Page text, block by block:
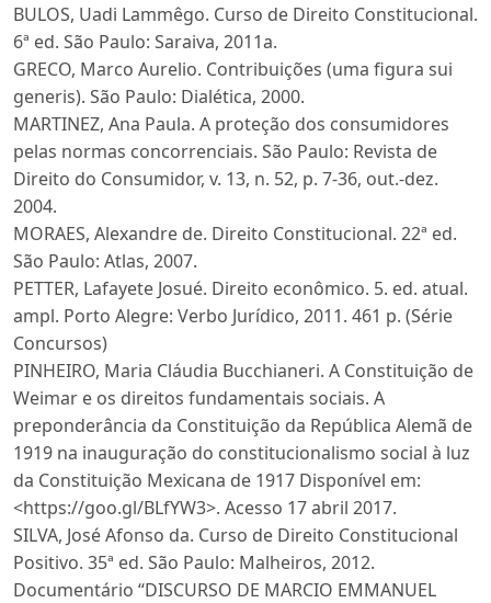
BULOS, Uadi Lammêgo. Curso de Direito Constitucional.
6ª ed. São Paulo: Saraiva, 2011a.
GRECO, Marco Aurelio. Contribuições (uma figura sui
generis). São Paulo: Dialética, 2000.
MARTINEZ, Ana Paula. A proteção dos consumidores
pelas normas concorrenciais. São Paulo: Revista de
Direito do Consumidor, v. 13, n. 52, p. 7-36, out.-dez.
2004.
MORAES, Alexandre de. Direito Constitucional. 22ª ed.
São Paulo: Atlas, 2007.
PETTER, Lafayete Josué. Direito econômico. 5. ed. atual.
ampl. Porto Alegre: Verbo Jurídico, 2011. 461 p. (Série
Concursos)
PINHEIRO, Maria Cláudia Bucchianeri. A Constituição de
Weimar e os direitos fundamentais sociais. A
preponderância da Constituição da República Alemã de
1919 na inauguração do constitucionalismo social à luz
da Constituição Mexicana de 1917 Disponível em:
<https://goo.gl/BLfYW3>. Acesso 17 abril 2017.
SILVA, José Afonso da. Curso de Direito Constitucional
Positivo. 35ª ed. São Paulo: Malheiros, 2012.
Documentário “DISCURSO DE MARCIO EMMANUEL